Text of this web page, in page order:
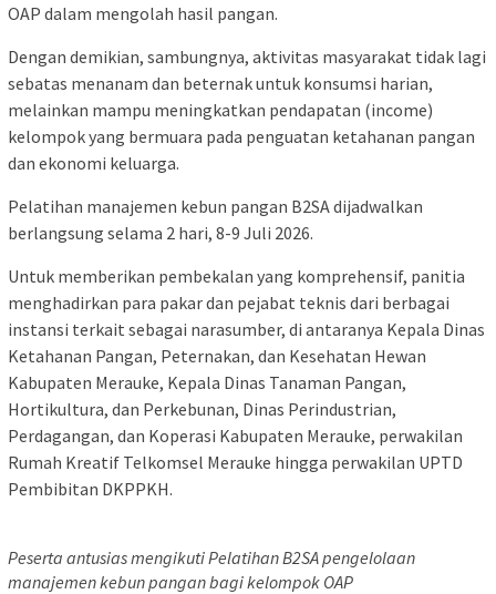
OAP dalam mengolah hasil pangan.
Dengan demikian, sambungnya, aktivitas masyarakat tidak lagi
sebatas menanam dan beternak untuk konsumsi harian,
melainkan mampu meningkatkan pendapatan (income)
kelompok yang bermuara pada penguatan ketahanan pangan
dan ekonomi keluarga.
Pelatihan manajemen kebun pangan B2SA dijadwalkan
berlangsung selama 2 hari, 8-9 Juli 2026.
​Untuk memberikan pembekalan yang komprehensif, panitia
menghadirkan para pakar dan pejabat teknis dari berbagai
instansi terkait sebagai narasumber, di antaranya ​Kepala Dinas
Ketahanan Pangan, Peternakan, dan Kesehatan Hewan
Kabupaten Merauke, Kepala Dinas Tanaman Pangan,
Hortikultura, dan Perkebunan, ​Dinas Perindustrian,
Perdagangan, dan Koperasi Kabupaten Merauke, perwakilan
Rumah Kreatif Telkomsel Merauke hingga perwakilan UPTD
Pembibitan DKPPKH.
Peserta antusias mengikuti Pelatihan B2SA pengelolaan
manajemen kebun pangan bagi kelompok OAP